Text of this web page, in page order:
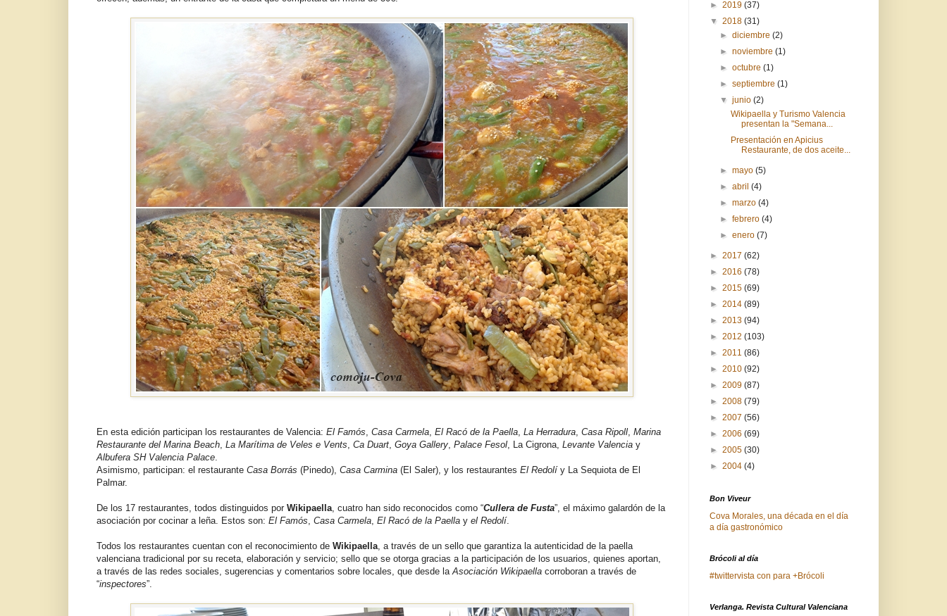
En esta edición participan los restaurantes de Valencia: El Famós Casa Carmela El Racó de la Paella La Herradura Casa Ripoll Marina
Restaurante del Marina Beach La Marítima de Veles e Vents Ca Duart Goya Gallery Palace Fesol , La Cigrona, Levante Valencia y
Albufera SH Valencia Palace
Asimismo, participan: el restaurante Casa Borrás (Pinedo), Casa Carmina (El Saler), y los restaurantes El Redolíy La Sequiota de El
Palmar.
De los 17 restaurantes, todos distinguidos por Wikipaella , cuatro han sido reconocidos como “Cullera de Fusta”, el máximo galardón de la
asociación por cocinar a leña. Estos son: El Famós Casa Carmela El Racó de la Paella y el Redolí.
Todos los restaurantes cuentan con el reconocimiento de Wikipaella , a través de un sello que garantiza la autenticidad de la paella
valenciana tradicional por su receta, elaboración y servicio; sello que se otorga gracias a la participación de los usuarios, quienes aportan,
a través de las redes sociales, sugerencias y comentarios sobre locales, que desde la Asociación Wikipaella corroboran a través de
“inspectores”.
► 2019 (37)
▼ 2018 (31)
►diciembre(2)
►noviembre(1)
►octubre(1)
►septiembre(1)
▼junio(2)
Wikipaella y Turismo Valencia
presentan la "Semana...
Presentación en Apicius
Restaurante, de dos aceite...
►mayo(5)
►abril(4)
►marzo(4)
►febrero(4)
►enero(7)
► 2017 (62)
► 2016 (78)
► 2015 (69)
► 2014 (89)
► 2013 (94)
► 2012 (103)
► 2011 (86)
► 2010 (92)
► 2009 (87)
► 2008 (79)
► 2007 (56)
► 2006 (69)
► 2005 (30)
► 2004 (4)
Bon Viveur
Cova Morales, una década en el día
a día gastronómico
Brócoli al día
#twittervista con para +Brócoli
Verlanga. Revista Cultural Valenciana